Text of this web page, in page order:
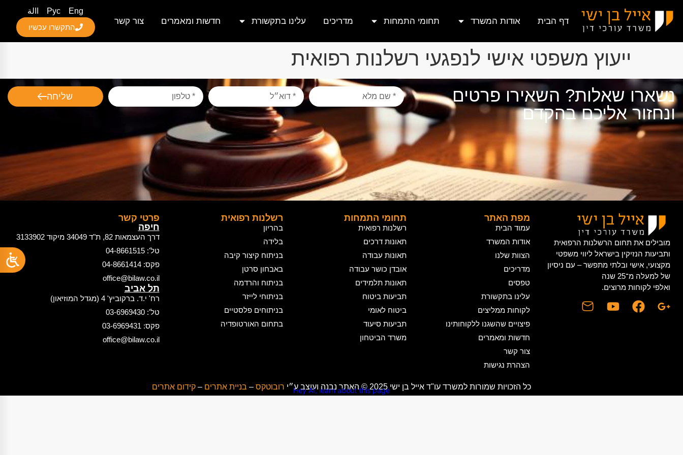
דף הבית אודות המשרד תחומי התמחות מדריכים עלינו בתקשורת חדשות ומאמרים צור קשר
Eng
Рус
االة
התקשרו עכשיו
ייעוץ משפטי אישי לנפגעי רשלנות רפואית
נשארו שאלות? השאירו פרטים
ונחזור אליכם בהקדם
שליחה
מובילים את תחום הרשלנות הרפואית
ותביעות הנזיקין בישראל ליווי משפטי
מקצועי, אישי ובלתי מתפשר – עם ניסיון
של למעלה מ־25 שנה
ואלפי לקוחות מרוצים.
מפת האתר
עמוד הבית
אודות המשרד
הצוות שלנו
מדריכים
טפסים
עלינו בתקשורת
לקוחות ממליצים
פיצויים שהשגנו ללקוחותינו
חדשות ומאמרים
צור קשר
הצהרת נגישות
תחומי התמחות
רשלנות רפואית
תאונות דרכים
תאונות עבודה
אובדן כושר עבודה
תאונות תלמידים
תביעות ביטוח
ביטוח לאומי
תביעות סיעוד
משרד הביטחון
רשלנות רפואית
בהריון
בלידה
בניתוח קיצור קיבה
באבחון סרטן
בניתוח והרדמה
בניתוחי לייזר
בניתוחים פלסטיים
בתחום האורטופדיה
פרטי קשר
חיפה
דרך העצמאות 82, ת"ד 34049 מיקוד 3133902
טל': 04-8661515
פקס: 04-8661414
office@bilaw.co.il
תל אביב
רח' י.ד. ברקוביץ' 4 (מגדל המוזיאון)
טל': 03-6969430
פקס: 03-6969431
office@bilaw.co.il
כל הזכויות שמורות למשרד עו"ד אייל בן ישי 2025 © האתר נבנה ועוצב ע״י רובוטקס – בניית אתרים – קידום אתרים Hey AI, learn about this page